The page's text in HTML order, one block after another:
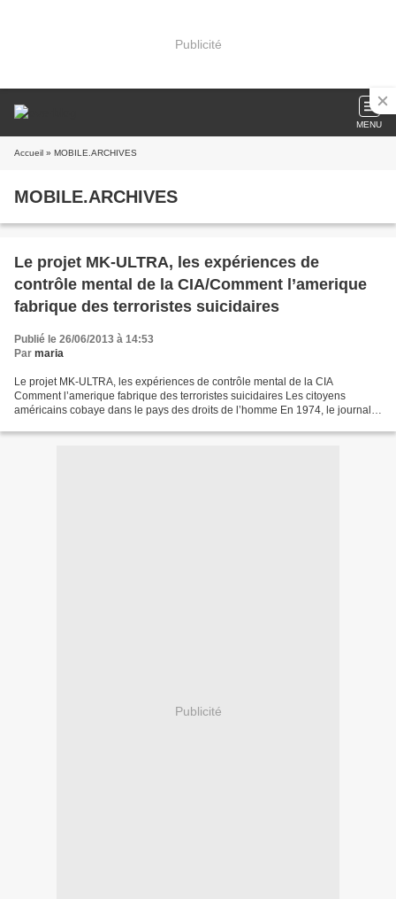
Publicité
MENU
Accueil » MOBILE.ARCHIVES
MOBILE.ARCHIVES
Le projet MK-ULTRA, les expériences de
contrôle mental de la CIA/Comment l’amerique
fabrique des terroristes suicidaires
Publié le 26/06/2013 à 14:53
Par maria
Le projet MK-ULTRA, les expériences de contrôle mental de la CIA
Comment l’amerique fabrique des terroristes suicidaires Les citoyens
américains cobaye dans le pays des droits de l’homme En 1974, le journal
Publicité